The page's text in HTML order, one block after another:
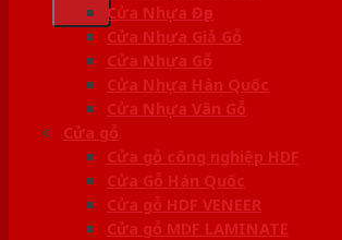
Cửa Nhựa Đẹp
Cửa Nhựa Giả Gỗ
Cửa Nhựa Gỗ
Cửa Nhựa Hàn Quốc
Cửa Nhựa Vân Gỗ
Cửa gỗ
Cửa gỗ công nghiệp HDF
Cửa Gỗ Hàn Quốc
Cửa gỗ HDF VENEER
Cửa gỗ MDF LAMINATE